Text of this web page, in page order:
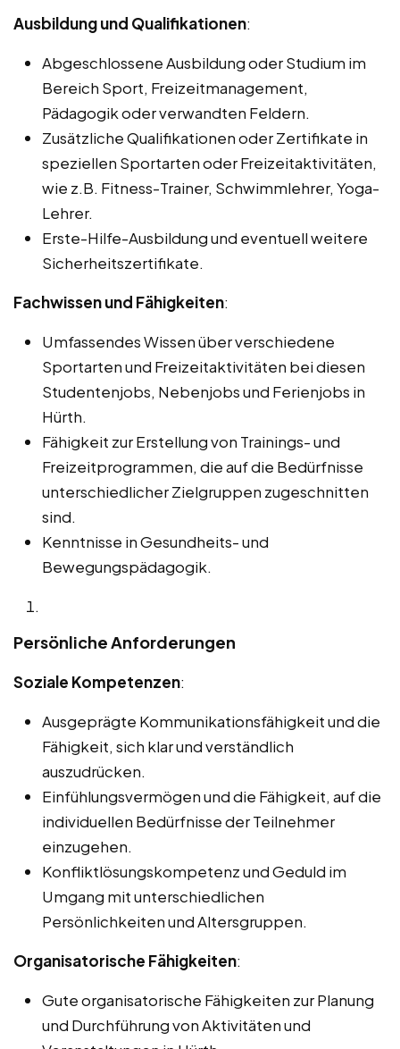
Ausbildung und Qualifikationen:
Abgeschlossene Ausbildung oder Studium im
Bereich Sport, Freizeitmanagement,
Pädagogik oder verwandten Feldern.
Zusätzliche Qualifikationen oder Zertifikate in
speziellen Sportarten oder Freizeitaktivitäten,
wie z.B. Fitness-Trainer, Schwimmlehrer, Yoga-
Lehrer.
Erste-Hilfe-Ausbildung und eventuell weitere
Sicherheitszertifikate.
Fachwissen und Fähigkeiten:
Umfassendes Wissen über verschiedene
Sportarten und Freizeitaktivitäten bei diesen
Studentenjobs, Nebenjobs und Ferienjobs in
Hürth.
Fähigkeit zur Erstellung von Trainings- und
Freizeitprogrammen, die auf die Bedürfnisse
unterschiedlicher Zielgruppen zugeschnitten
sind.
Kenntnisse in Gesundheits- und
Bewegungspädagogik.
Persönliche Anforderungen
Soziale Kompetenzen:
Ausgeprägte Kommunikationsfähigkeit und die
Fähigkeit, sich klar und verständlich
auszudrücken.
Einfühlungsvermögen und die Fähigkeit, auf die
individuellen Bedürfnisse der Teilnehmer
einzugehen.
Konfliktlösungskompetenz und Geduld im
Umgang mit unterschiedlichen
Persönlichkeiten und Altersgruppen.
Organisatorische Fähigkeiten:
Gute organisatorische Fähigkeiten zur Planung
und Durchführung von Aktivitäten und